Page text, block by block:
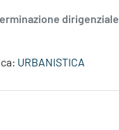
dirigenziale
URBANISTICA